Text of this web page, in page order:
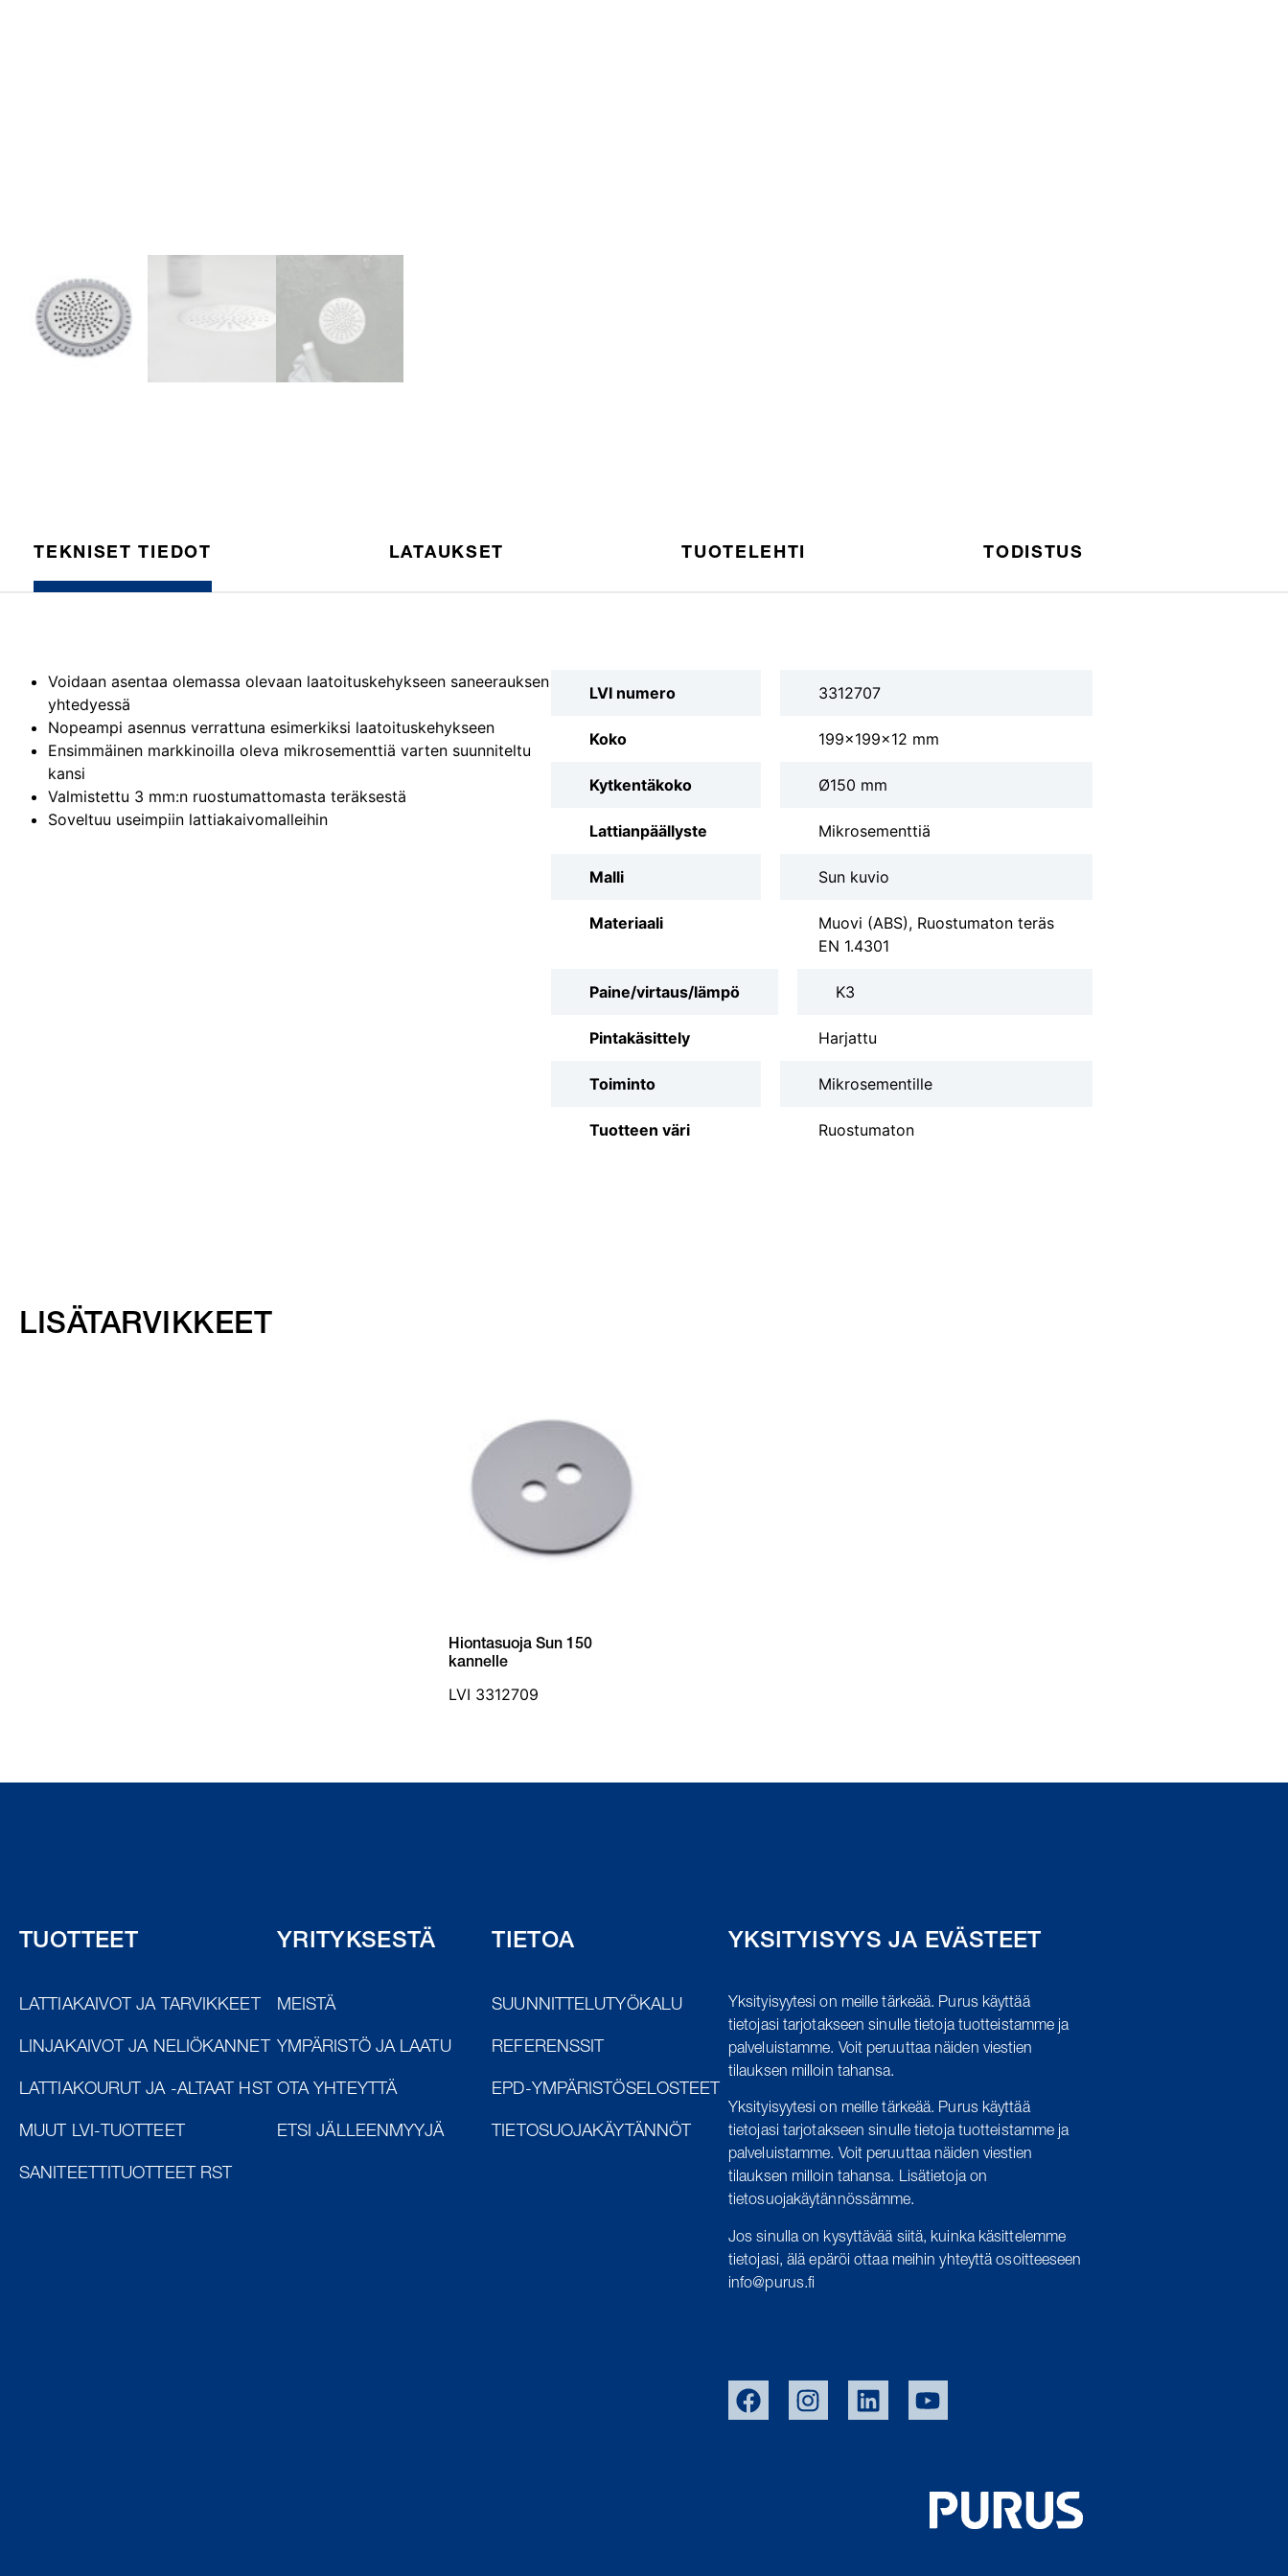
TEKNISET TIEDOT LATAUKSET TUOTELEHTI TODISTUS
Voidaan asentaa olemassa olevaan laatoituskehykseen saneerauksen
yhtedyessä
Nopeampi asennus verrattuna esimerkiksi laatoituskehykseen
Ensimmäinen markkinoilla oleva mikrosementtiä varten suunniteltu
kansi
Valmistettu 3 mm:n ruostumattomasta teräksestä
Soveltuu useimpiin lattiakaivomalleihin
LVI numero 3312707
Koko 199x199x12 mm
Kytkentäkoko Ø150 mm
Lattianpäällyste Mikrosementtiä
Malli Sun kuvio
Materiaali
Muovi (ABS), Ruostumaton teräs
EN 1.4301
Paine/virtaus/lämpö K3
Pintakäsittely Harjattu
Toiminto Mikrosementille
Tuotteen väri Ruostumaton
LISÄTARVIKKEET
Hiontasuoja Sun 150
kannelle
LVI 3312709
TUOTTEET
LATTIAKAIVOT JA TARVIKKEET
LINJAKAIVOT JA NELIÖKANNET
LATTIAKOURUT JA -ALTAAT HST
MUUT LVI-TUOTTEET
SANITEETTITUOTTEET RST
YRITYKSESTÄ
MEISTÄ
YMPÄRISTÖ JA LAATU
OTA YHTEYTTÄ
ETSI JÄLLEENMYYJÄ
TIETOA
SUUNNITTELUTYÖKALU
REFERENSSIT
EPD-YMPÄRISTÖSELOSTEET
TIETOSUOJAKÄYTÄNNÖT
YKSITYISYYS JA EVÄSTEET
Yksityisyytesi on meille tärkeää. Purus käyttää
tietojasi tarjotakseen sinulle tietoja tuotteistamme ja
palveluistamme. Voit peruuttaa näiden viestien
tilauksen milloin tahansa.
Yksityisyytesi on meille tärkeää. Purus käyttää
tietojasi tarjotakseen sinulle tietoja tuotteistamme ja
palveluistamme. Voit peruuttaa näiden viestien
tilauksen milloin tahansa. Lisätietoja on
tietosuojakäytännössämme.
Jos sinulla on kysyttävää siitä, kuinka käsittelemme
tietojasi, älä epäröi ottaa meihin yhteyttä osoitteeseen
info@purus.fi